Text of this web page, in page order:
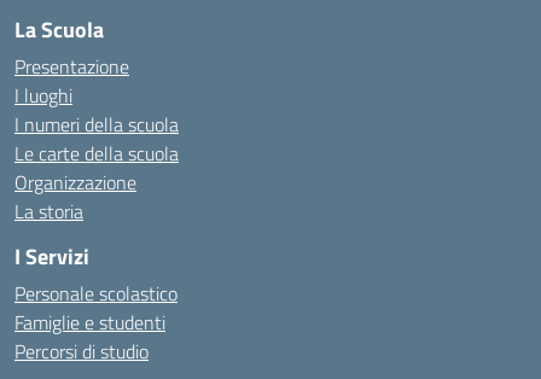
La Scuola
Presentazione
I luoghi
I numeri della scuola
Le carte della scuola
Organizzazione
La storia
I Servizi
Personale scolastico
Famiglie e studenti
Percorsi di studio